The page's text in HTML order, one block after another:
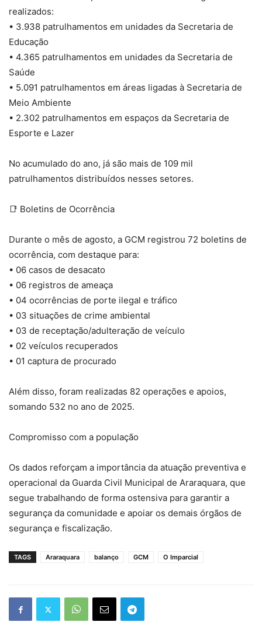
realizados:
• 3.938 patrulhamentos em unidades da Secretaria de
Educação
• 4.365 patrulhamentos em unidades da Secretaria de
Saúde
• 5.091 patrulhamentos em áreas ligadas à Secretaria de
Meio Ambiente
• 2.302 patrulhamentos em espaços da Secretaria de
Esporte e Lazer
No acumulado do ano, já são mais de 109 mil
patrulhamentos distribuídos nesses setores.
📑 Boletins de Ocorrência
Durante o mês de agosto, a GCM registrou 72 boletins de
ocorrência, com destaque para:
• 06 casos de desacato
• 06 registros de ameaça
• 04 ocorrências de porte ilegal e tráfico
• 03 situações de crime ambiental
• 03 de receptação/adulteração de veículo
• 02 veículos recuperados
• 01 captura de procurado
Além disso, foram realizadas 82 operações e apoios,
somando 532 no ano de 2025.
Compromisso com a população
Os dados reforçam a importância da atuação preventiva e
operacional da Guarda Civil Municipal de Araraquara, que
segue trabalhando de forma ostensiva para garantir a
segurança da comunidade e apoiar os demais órgãos de
segurança e fiscalização.
TAGS Araraquara balanço GCM O Imparcial